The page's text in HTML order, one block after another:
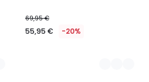
69,95 €
55,95 € -20%